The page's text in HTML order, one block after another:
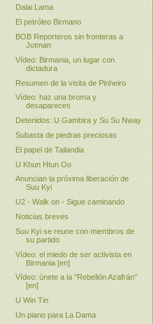
Dalai Lama
El petróleo Birmano
BOB Reporteros sin fronteras a
Jotman
Vídeo: Birmania, un lugar con
dictadura
Resumen de la visita de Pinheiro
Vídeo: haz una broma y
desapareces
Detenidos: U Gambira y Su Su Nway
Subasta de piedras preciosas
El papel de Tailandia
U Khun Htun Oo
Anuncian la próxima liberación de
Suu Kyi
U2 - Walk on - Sigue caminando
Noticias breves
Suu Kyi se reune con miembros de
su partido
Vídeo: el miedo de ser activista en
Birmania [en]
Vídeo: únete a la "Rebelión Azafrán"
[en]
U Win Tin
Un piano para La Dama